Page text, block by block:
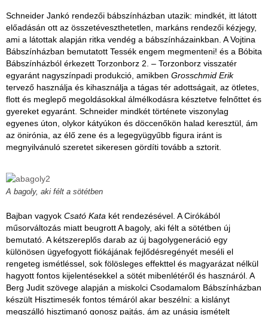
Schneider Jankó rendezői bábszínházban utazik: mindkét, itt látott
előadásán ott az összetéveszthetetlen, markáns rendezői kézjegy,
ami a látottak alapján ritka vendég a bábszínházainkban. A Vojtina
Bábszínházban bemutatott Tessék engem megmenteni! és a Bóbita
Bábszínházból érkezett Torzonborz 2. – Torzonborz visszatér
egyaránt nagyszínpadi produkció, amikben Grosschmid Erik
tervező használja és kihasználja a tágas tér adottságait, az ötletes,
flott és meglepő megoldásokkal álmélkodásra késztetve felnőttet és
gyereket egyaránt. Schneider mindkét története viszonylag
egyenes úton, olykor kátyúkon és döccenőkön halad keresztül, ám
az önirónia, az élő zene és a legegyügyűbb figura iránt is
megnyilvánuló szeretet sikeresen gördíti tovább a sztorit.
A bagoly, aki félt a sötétben
Bajban vagyok Csató Kata két rendezésével. A Cirókából
műsorváltozás miatt beugrott A bagoly, aki félt a sötétben új
bemutató. A kétszereplős darab az új bagolygeneráció egy
különösen ügyefogyott fiókájának fejlődésregényét meséli el
rengeteg ismétléssel, sok fölösleges effekttel és magyarázat nélkül
hagyott fontos kijelentésekkel a sötét mibenlétéről és hasznáról. A
Berg Judit szövege alapján a miskolci Csodamalom Bábszínházban
készült Hisztimesék fontos témáról akar beszélni: a kislányt
megszálló hisztimanó gonosz pajtás, ám az unásig ismételt